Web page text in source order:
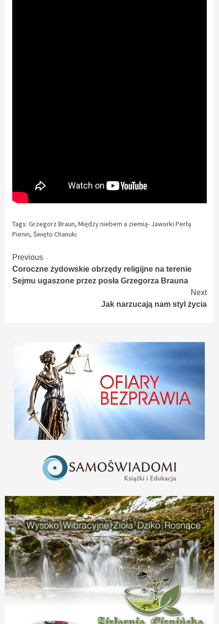
Tags: Grzegorz Braun, Między niebem a ziemią- Jaworki Perłą
Pienin, Święto Chanuki
Continue
Reading
Previous
Coroczne żydowskie obrzędy religijne na terenie
Sejmu ugaszone przez posła Grzegorza Brauna
Next
Jak narzucają nam styl życia